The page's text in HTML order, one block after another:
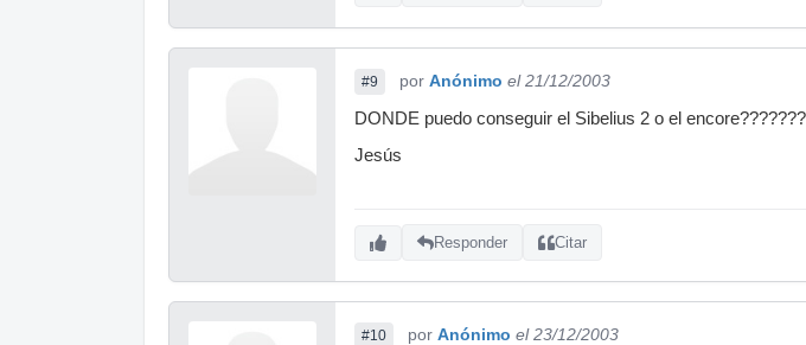
#9 por Anónimo el 21/12/2003
DONDE puedo conseguir el Sibelius 2 o el
Jesús
Responder Citar
#10 por Anónimo el 23/12/2003